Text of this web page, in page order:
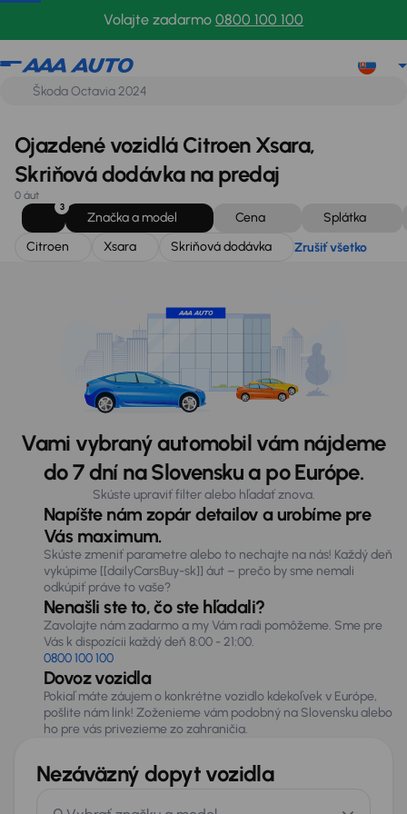
Volajte zadarmo 0800 100 100
Citroen
Ojazdené vozidlá Citroen Xsara,
Skriňová dodávka na predaj
0 áut
3
Značka a model Cena
Splátka
Citroen
Xsara Skriňová dodávka Zrušiť všetko
Vami vybraný automobil vám nájdeme
do 7 dní na Slovensku a po Európe.
Skúste upraviť filter alebo hľadať znova.
Napíšte nám zopár detailov a urobíme pre
Vás maximum.
Skúste zmeniť parametre alebo to nechajte na nás! Každý deň
vykúpime [[dailyCarsBuy-sk]] áut – prečo by sme nemali
odkúpiť práve to vaše?
Nenašli ste to, čo ste hľadali?
Zavolajte nám zadarmo a my Vám radi pomôžeme. Sme pre
Vás k dispozícii každý deň 8:00 - 21:00.
0800 100 100
Dovoz vozidla
Pokiaľ máte záujem o konkrétne vozidlo kdekoľvek v Európe,
pošlite nám link! Zoženieme vám podobný na Slovensku alebo
ho pre vás privezieme zo zahraničia.
Nezáväzný dopyt vozidla